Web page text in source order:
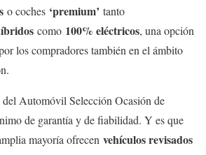
o coches ‘premium’ tanto
como 100% eléctricos, una opción
los compradores también en el ámbito
Automóvil Selección Ocasión de
de garantía y de fiabilidad. Y es que
mayoría ofrecen vehículos revisados